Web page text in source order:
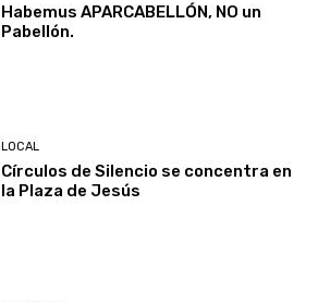
Habemus APARCABELLÓN, NO un
Pabellón.
LOCAL
Círculos de Silencio se concentra en
la Plaza de Jesús